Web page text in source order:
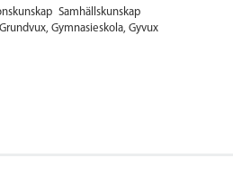
Samhällskunskap
Grundvux Gymnasieskola Gyvux